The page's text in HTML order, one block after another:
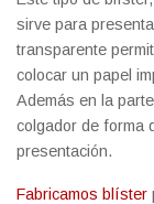
sirve para
transparente
colocar un papel
Además en la
colgador de forma
presentación.
Fabricamos blíster